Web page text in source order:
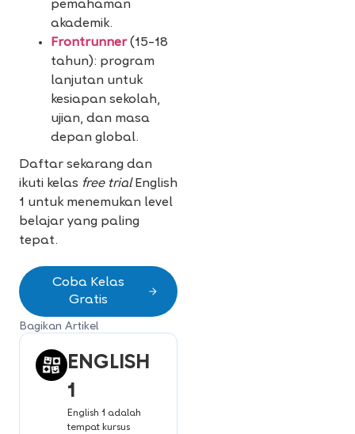
pemahaman
akademik.
Frontrunner(15–18
tahun): program
lanjutan untuk
kesiapan sekolah,
ujian, dan masa
depan global.
Daftar sekarang dan
ikuti kelas free trialEnglish
1 untuk menemukan level
belajar yang paling
tepat.
Coba Kelas
Gratis
Bagikan Artikel
ENGLISH
1
English 1 adalah
tempat kursus